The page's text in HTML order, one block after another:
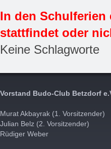
In den
stattfindet oder
Keine Schlagworte
Vorstand Budo-Club Betzdorf
Murat Akbayrak (1. Vorsitzender)
Julian Belz (2. Vorsitzender)
Rüdiger Weber